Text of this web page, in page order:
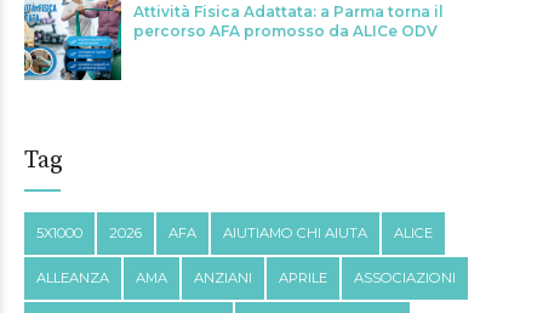
Attività Fisica Adattata: a Parma torna il
percorso AFA promosso da ALICe ODV
Tag
5X1000 2026 AFA AIUTIAMO CHI AIUTA ALICE
ALLEANZA AMA ANZIANI APRILE ASSOCIAZIONI